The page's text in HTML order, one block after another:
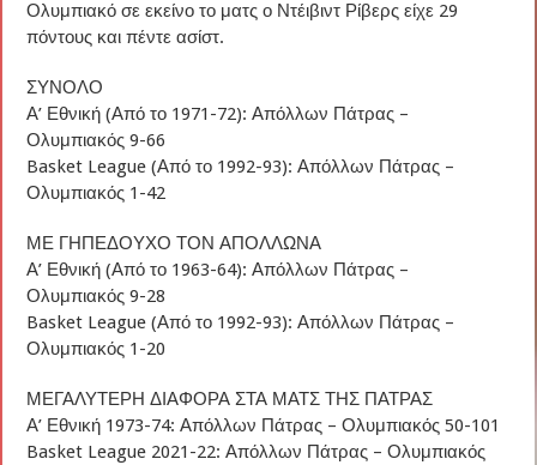
Ολυμπιακό σε εκείνο το ματς ο Ντέιβιντ Ρίβερς είχε 29
πόντους και πέντε ασίστ.
ΣΥΝΟΛΟ
Α’ Εθνική (Από το 1971-72): Απόλλων Πάτρας –
Ολυμπιακός 9-66
Basket League (Από το 1992-93): Απόλλων Πάτρας –
Ολυμπιακός 1-42
ΜΕ ΓΗΠΕΔΟΥΧΟ ΤΟΝ ΑΠΟΛΛΩΝΑ
Α’ Εθνική (Από το 1963-64): Απόλλων Πάτρας –
Ολυμπιακός 9-28
Basket League (Από το 1992-93): Απόλλων Πάτρας –
Ολυμπιακός 1-20
ΜΕΓΑΛΥΤΕΡΗ ΔΙΑΦΟΡΑ ΣΤΑ ΜΑΤΣ ΤΗΣ ΠΑΤΡΑΣ
Α’ Εθνική 1973-74: Απόλλων Πάτρας – Ολυμπιακός 50-101
Basket League 2021-22: Απόλλων Πάτρας – Ολυμπιακός